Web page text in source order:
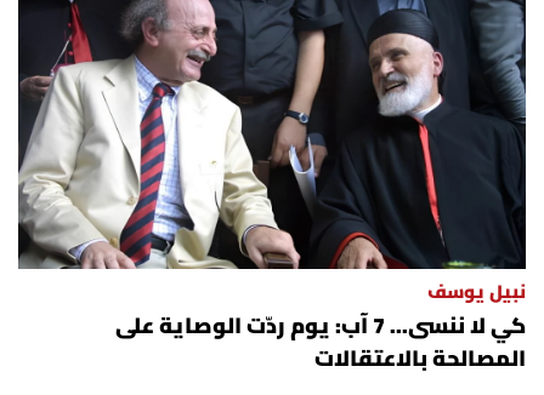
نبيل يوسف
كي لا ننسى... 7 آب: يوم ردّت الوصاية على
المصالحة بالاعتقالات